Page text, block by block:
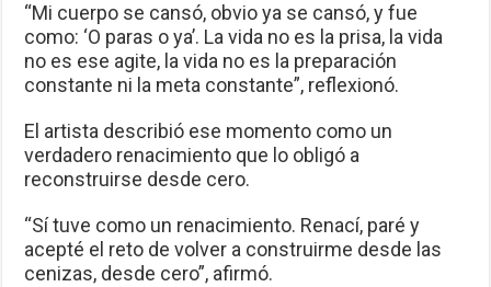
“Mi cuerpo se cansó, obvio ya se cansó, y fue
como: ‘O paras o ya’. La vida no es la prisa, la vida
no es ese agite, la vida no es la preparación
constante ni la meta constante”, reflexionó.
El artista describió ese momento como un
verdadero renacimiento que lo obligó a
reconstruirse desde cero.
“Sí tuve como un renacimiento. Renací, paré y
acepté el reto de volver a construirme desde las
cenizas, desde cero”, afirmó.